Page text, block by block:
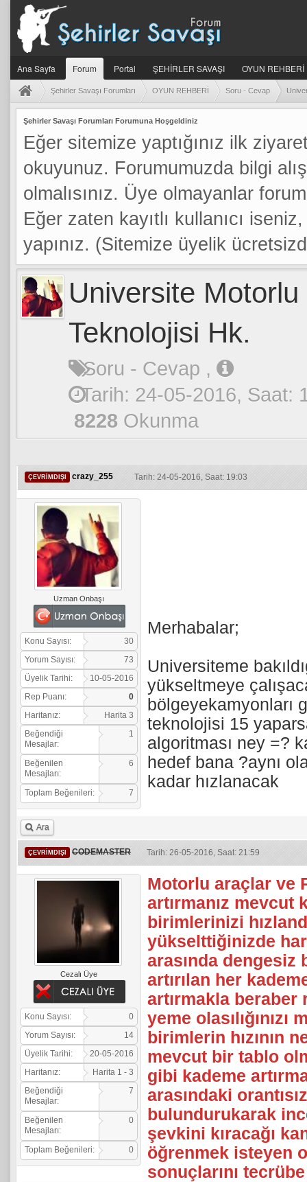
Ana Sayfa Forum Portal ŞEHİRLER SAVAŞI OYUN REHBERİ
Şehirler Savaşı Forumları OYUN REHBERİ Soru - Cevap
Şehirler Savaşı Forumları Forumuna Hoşgeldiniz
Eğer sitemize yaptığınız ilk
okuyunuz. Forumumuzda bilgi
olmalısınız. Üye olmayanlar
Eğer zaten kayıtlı kullanıcı
yapınız. (Sitemize üyelik
Universite
Teknolojisi Hk.
Soru - Cevap ,
Tarih: 24-05-2016, Saat:
8228 Okunma
ÇEVRIMDIŞI crazy_255 Tarih: 24-05-2016, Saat: 19:03
Uzman Onbaşı
Konu Sayısı:
30
Yorum Sayısı:
73
Üyelik Tarihi:
10-05-2016
Rep Puanı:
0
Haritanız:
Harita 3
Beğendiği
Mesajlar:
1
Beğenilen
Mesajları:
6
Toplam Beğenileri: 7
Merhabalar;
Universiteme
yükseltmeye
bölgeyekamyonları
teknolojisi 15
algoritması ney =?
hedef bana ?aynı
kadar hızlanacak
Ara
ÇEVRIMDIŞI CODEMASTER Tarih: 26-05-2016, Saat: 21:59
Cezalı Üye
Konu Sayısı:
0
Yorum Sayısı:
14
Üyelik Tarihi:
20-05-2016
Haritanız:
Harita 1 - 3
Beğendiği
Mesajlar:
7
Beğenilen
Mesajları:
0
Toplam Beğenileri: 0
Motorlu araçlar ve
artırmanız
birimlerinizi
yükselttiğinizde
arasında dengesiz
artırılan her
artırmakla
yeme
birimlerin hızının
mevcut bir tablo
gibi kademe
arasındaki
bulundurukarak
şevkini kıracağı
öğrenmek isteyen
sonuçlarını